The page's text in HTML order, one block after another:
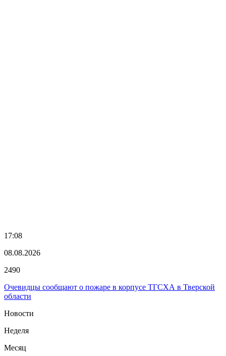
17:08
08.08.2026
2490
Очевидцы сообщают о пожаре в корпусе ТГСХА в Тверской
области
Новости
Неделя
Месяц